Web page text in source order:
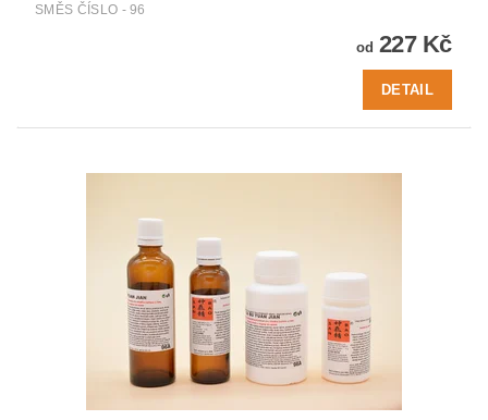
SMĚS ČÍSLO - 96
od 227 Kč
DETAIL